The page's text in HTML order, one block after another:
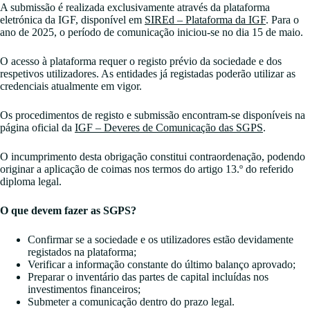
A submissão é realizada exclusivamente através da plataforma
eletrónica da IGF, disponível em SIREd – Plataforma da IGF. Para o
ano de 2025, o período de comunicação iniciou-se no dia 15 de maio.
O acesso à plataforma requer o registo prévio da sociedade e dos
respetivos utilizadores. As entidades já registadas poderão utilizar as
credenciais atualmente em vigor.
Os procedimentos de registo e submissão encontram-se disponíveis na
página oficial da IGF – Deveres de Comunicação das SGPS.
O incumprimento desta obrigação constitui contraordenação, podendo
originar a aplicação de coimas nos termos do artigo 13.º do referido
diploma legal.
O que devem fazer as SGPS?
Confirmar se a sociedade e os utilizadores estão devidamente
registados na plataforma;
Verificar a informação constante do último balanço aprovado;
Preparar o inventário das partes de capital incluídas nos
investimentos financeiros;
Submeter a comunicação dentro do prazo legal.